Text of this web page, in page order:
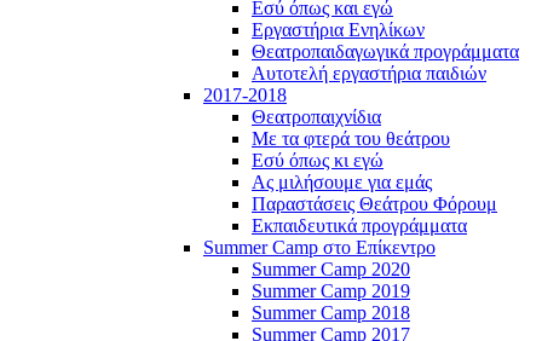
Εσύ όπως και εγώ
Εργαστήρια Ενηλίκων
Θεατροπαιδαγωγικά προγράμματα
Αυτοτελή εργαστήρια παιδιών
2017-2018
Θεατροπαιχνίδια
Με τα φτερά του θεάτρου
Εσύ όπως κι εγώ
Ας μιλήσουμε για εμάς
Παραστάσεις Θεάτρου Φόρουμ
Εκπαιδευτικά προγράμματα
Summer Camp στο Επίκεντρο
Summer Camp 2020
Summer Camp 2019
Summer Camp 2018
Summer Camp 2017